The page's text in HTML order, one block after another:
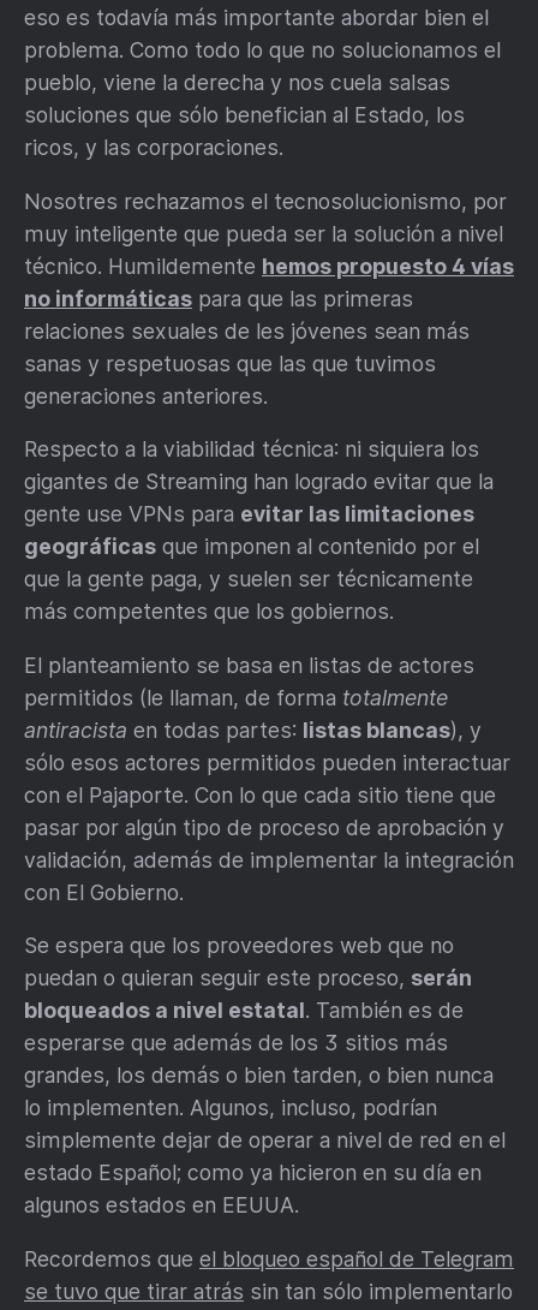
eso es todavía más importante abordar bien el
problema. Como todo lo que no solucionamos el
pueblo, viene la derecha y nos cuela salsas
soluciones que sólo benefician al Estado, los
ricos, y las corporaciones.
Nosotres rechazamos el tecnosolucionismo, por
muy inteligente que pueda ser la solución a nivel
técnico. Humildemente hemos propuesto 4 vías
no informáticas para que las primeras
relaciones sexuales de les jóvenes sean más
sanas y respetuosas que las que tuvimos
generaciones anteriores.
Respecto a la viabilidad técnica: ni siquiera los
gigantes de Streaming han logrado evitar que la
gente use VPNs para evitar las limitaciones
geográficas que imponen al contenido por el
que la gente paga, y suelen ser técnicamente
más competentes que los gobiernos.
El planteamiento se basa en listas de actores
permitidos (le llaman, de forma totalmente
antiracista en todas partes: listas blancas), y
sólo esos actores permitidos pueden interactuar
con el Pajaporte. Con lo que cada sitio tiene que
pasar por algún tipo de proceso de aprobación y
validación, además de implementar la integración
con El Gobierno.
Se espera que los proveedores web que no
puedan o quieran seguir este proceso, serán
bloqueados a nivel estatal. También es de
esperarse que además de los 3 sitios más
grandes, los demás o bien tarden, o bien nunca
lo implementen. Algunos, incluso, podrían
simplemente dejar de operar a nivel de red en el
estado Español; como ya hicieron en su día en
algunos estados en EEUUA.
Recordemos que el bloqueo español de Telegram
se tuvo que tirar atrás sin tan sólo implementarlo